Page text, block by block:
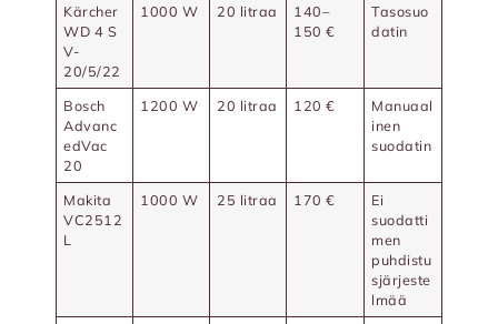
Kärcher
WD 4 S
V-
20/5/22
1000 W 20 litraa
140–
150 €
Tasosuo
datin
Bosch
Advanc
edVac
20
1200 W 20 litraa 120 €
Manuaal
inen
suodatin
Makita
VC2512
L
1000 W 25 litraa 170 €
Ei
suodatti
men
puhdistu
sjärjeste
lmää